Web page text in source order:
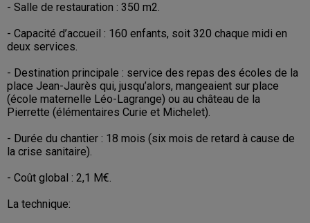
- Salle de restauration : 350 m2.
- Capacité d’accueil : 160 enfants, soit 320 chaque midi en
deux services.
- Destination principale : service des repas des écoles de la
place Jean-Jaurès qui, jusqu’alors, mangeaient sur place
(école maternelle Léo-Lagrange) ou au château de la
Pierrette (élémentaires Curie et Michelet).
- Durée du chantier : 18 mois (six mois de retard à cause de
la crise sanitaire).
- Coût global : 2,1 M€.
La technique: